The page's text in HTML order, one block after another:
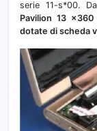
serie 11-s*00.
Pavilion 13
dotate di scheda